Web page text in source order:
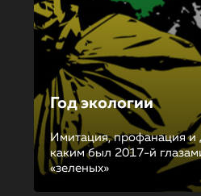
Год экологии
Имитация, профанация и
каким был 2017-й
«зеленых»